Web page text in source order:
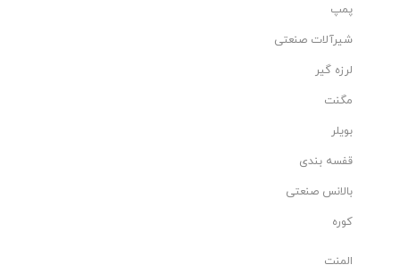
پمپ
شیرآلات صنعتی
لرزه گیر
مگنت
بویلر
قفسه بندی
بالانس صنعتی
کوره
المنت